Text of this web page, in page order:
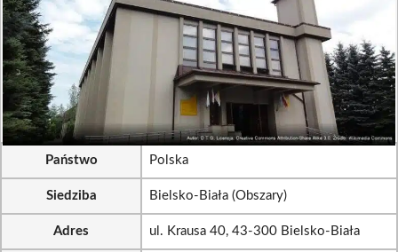
Państwo Polska
Siedziba Bielsko-Biała (Obszary)
Adres ul. Krausa 40, 43-300 Bielsko-Biała